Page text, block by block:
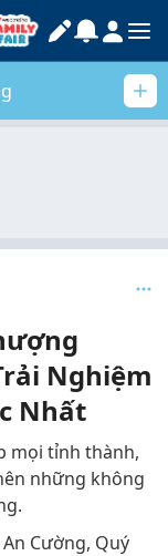
Nghiệm
Nhất
mọi tỉnh thành,
những không
Cường, Quý